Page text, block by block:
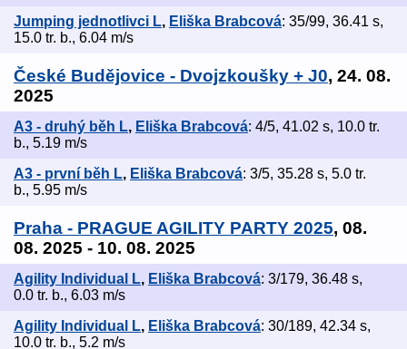
Jumping jednotlivci L, Eliška Brabcová: 35/99, 36.41 s,
15.0 tr. b., 6.04 m/s
České Budějovice - Dvojzkoušky + J0, 24. 08.
2025
A3 - druhý běh L, Eliška Brabcová: 4/5, 41.02 s, 10.0 tr.
b., 5.19 m/s
A3 - první běh L, Eliška Brabcová: 3/5, 35.28 s, 5.0 tr.
b., 5.95 m/s
Praha - PRAGUE AGILITY PARTY 2025, 08.
08. 2025 - 10. 08. 2025
Agility Individual L, Eliška Brabcová: 3/179, 36.48 s,
0.0 tr. b., 6.03 m/s
Agility Individual L, Eliška Brabcová: 30/189, 42.34 s,
10.0 tr. b., 5.2 m/s